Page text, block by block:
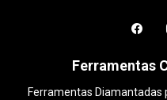
Ferramentas
Ferramentas Diamantadas